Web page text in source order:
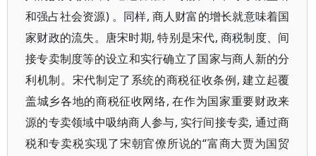
和强占社会资源) 。同样, 商人财富的增长就意味着国
家财政的流失。唐宋时期, 特别是宋代, 商税制度、间
接专卖制度等的设立和实行确立了国家与商人新的分
利机制。宋代制定了系统的商税征收条例, 建立起覆
盖城乡各地的商税征收网络, 在作为国家重要财政来
源的专卖领域中吸纳商人参与, 实行间接专卖, 通过商
税和专卖税实现了宋朝官僚所说的“富商大贾为国贸